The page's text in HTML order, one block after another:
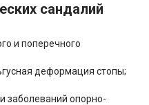
сандалий
и поперечного
деформация стопы;
заболеваний опорно-